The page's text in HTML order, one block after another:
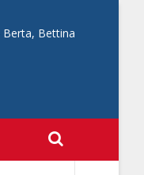
Berta, Bettina